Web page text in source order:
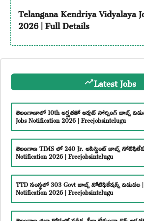
Telangana Kendriya Vidyalaya
2026 | Full Details
Latest Jobs
తెలంగాణాలో 10th అర్హతతో అవుట్ సోర్సింగ్ జాబ్స్
Jobs Notification 2026 | Freejobsintelugu
తెలంగాణ TIMS లో 240 Jr. అసిస్టెంట్ జాబ్స్
Notification 2026 | Freejobsintelugu
TTD సంస్థలో 303 Govt జాబ్స్ నోటిఫికేషన్స్ విడుదల |
Notification 2026 | Freejobsintelugu